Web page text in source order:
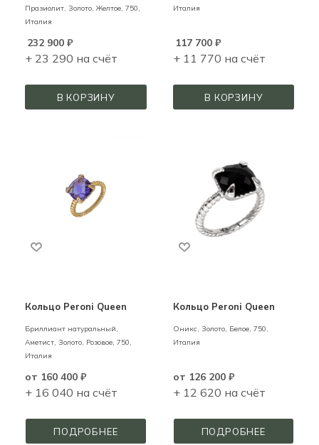
Празиолит, Золото, Желтое, 750,
Италия
232 900 ₽
+ 23 290 на счёт
В КОРЗИНУ
Италия
117 700₽
+ 11 770 на счёт
В КОРЗИНУ
Кольцо Peroni Queen
Бриллиант натуральный,
Аметист, Золото, Розовое, 750,
Италия
от 160 400 ₽
+ 16 040 на счёт
ПОДРОБНЕЕ
Кольцо Peroni Queen
Оникс, Золото, Белое, 750,
Италия
от 126 200 ₽
+ 12 620 на счёт
ПОДРОБНЕЕ